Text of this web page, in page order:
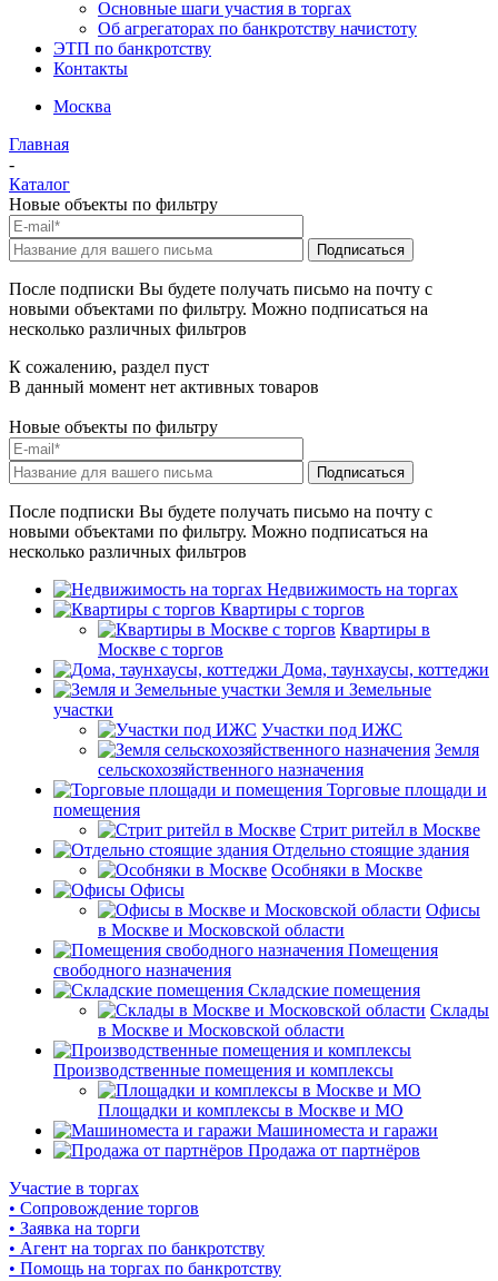
Основные шаги участия в торгах
Об агрегаторах по банкротству начистоту
ЭТП по банкротству
Контакты
Москва
Главная
-
Каталог
Новые объекты по фильтру
После подписки Вы будете получать письмо на почту с
новыми объектами по фильтру. Можно подписаться на
несколько различных фильтров
К сожалению, раздел пуст
В данный момент нет активных товаров
Новые объекты по фильтру
После подписки Вы будете получать письмо на почту с
новыми объектами по фильтру. Можно подписаться на
несколько различных фильтров
Недвижимость на торгах
Квартиры с торгов
Квартиры в
Москве с торгов
Дома, таунхаусы, коттеджи
Земля и Земельные
участки
Участки под ИЖС
Земля
сельскохозяйственного назначения
Торговые площади и
помещения
Стрит ритейл в Москве
Отдельно стоящие здания
Особняки в Москве
Офисы
Офисы
в Москве и Московской области
Помещения
свободного назначения
Складские помещения
Склады
в Москве и Московской области
Производственные помещения и комплексы
Площадки и комплексы в Москве и МО
Машиноместа и гаражи
Продажа от партнёров
Участие в торгах
• Сопровождение торгов
• Заявка на торги
• Агент на торгах по банкротству
• Помощь на торгах по банкротству